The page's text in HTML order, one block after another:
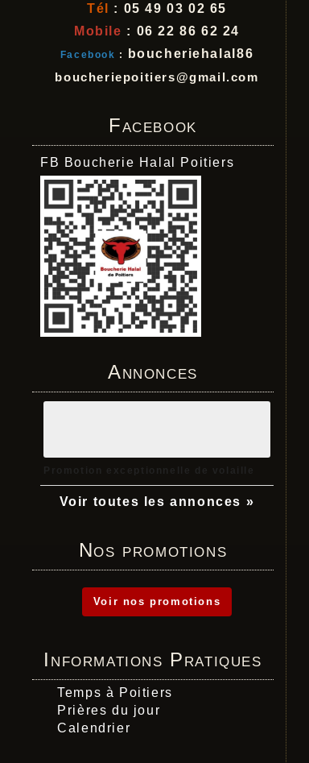
Tél
: 05 49 03 02 65
Mobile : 06 22 86 62 24
Facebook :
boucheriehalal86
boucheriepoitiers@gmail.com
Facebook
FB Boucherie Halal Poitiers
Annonces
Voir toutes les annonces »
Nos promotions
Voir nos promotions
Informations Pratiques
Temps à Poitiers
Prières du jour
Calendrier